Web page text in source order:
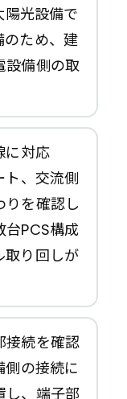
陽光設備で
のため、建
設備側の取
に対応
ト、交流側
りを確認し
台PCS構成
取り回しが
接続を確認
側の接続に
し、端子部